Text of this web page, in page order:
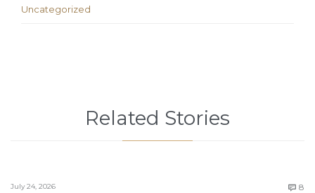
Uncategorized
Related Stories
July 24, 2026  8